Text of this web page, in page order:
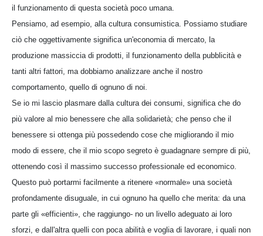
il funzionamento di questa società poco umana.
Pensiamo, ad esempio, alla cultura consumistica. Possiamo studiare
ciò che oggettivamente significa un'economia di mercato, la
produzione massiccia di prodotti, il funzionamento della pubblicità e
tanti altri fattori, ma dobbiamo analizzare anche il nostro
comportamento, quello di ognuno di noi.
Se io mi lascio plasmare dalla cultura dei consumi, significa che do
più valore al mio benessere che alla solidarietà; che penso che il
benessere si ottenga più possedendo cose che migliorando il mio
modo di essere, che il mio scopo segreto è guadagnare sempre di più,
ottenendo così il massimo successo professionale ed economico.
Questo può portarmi facilmente a ritenere «normale» una società
profondamente disuguale, in cui ognuno ha quello che merita: da una
parte gli «efficienti», che raggiungo- no un livello adeguato ai loro
sforzi, e dall'altra quelli con poca abilità e voglia di lavorare, i quali non